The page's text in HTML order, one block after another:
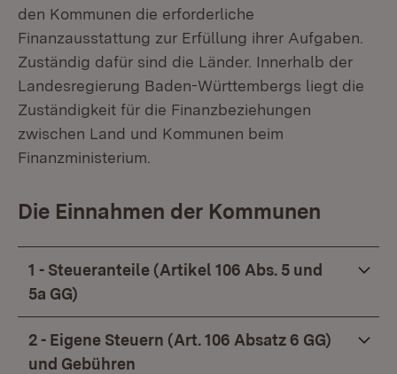
den Kommunen die erforderliche
Finanzausstattung zur Erfüllung ihrer Aufgaben.
Zuständig dafür sind die Länder. Innerhalb der
Landesregierung Baden-Württembergs liegt die
Zuständigkeit für die Finanzbeziehungen
zwischen Land und Kommunen beim
Finanzministerium.
Die Einnahmen der Kommunen
1 - Steueranteile (Artikel 106 Abs. 5 und
5a GG)
2 - Eigene Steuern (Art. 106 Absatz 6 GG)
und Gebühren